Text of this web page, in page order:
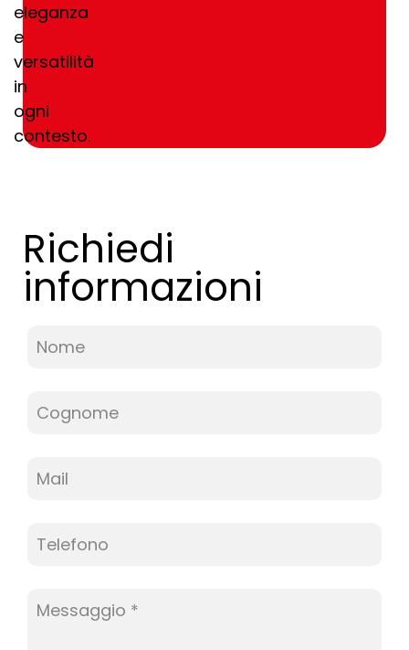
eleganza
e
versatilità
in
ogni
contesto.
Richiedi
informazioni